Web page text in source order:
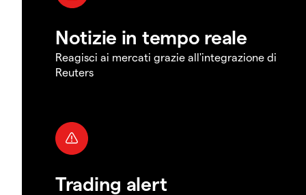
Notizie in tempo reale
Reagisci ai mercati grazie all'integrazione di
Reuters
Trading alert